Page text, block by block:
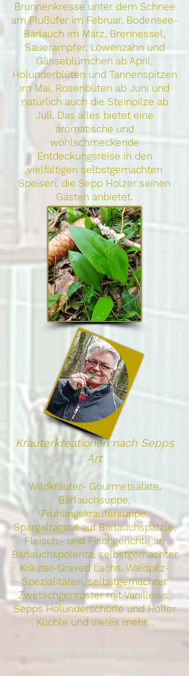
Brunnenkresse unter dem Schnee
am Flußufer im Februar, Bodensee-
Bärlauch im März, Brennessel,
Sauerampfer, Löwenzahn und
Gänseblümchen ab April,
Holunderblüten und Tannenspitzen
im Mai, Rosenbüten ab Juni und
natürlich auch die Steinpilze ab
Juli. Das alles bietet eine
aromatische und
wohlschmeckende
Entdeckungsreise in den
vielfältigen selbstgemachten
Speisen, die Sepp Holzer seinen
Gästen anbietet.
Kräuterkreationen nach Sepps
Art
Wildkräuter- Gourmetsalate,
Bärlauchsuppe,
Frühlingskräutersuppe,
Spargelragout auf Bärlauchspätzle,
Fleisch,- und Fischgerichte an
Bärlauchspolenta, selbstgemachter
Kräuter-Graved Lachs, Waldpilz-
Spezialitäten, selbstgemachter
Zwetschgenröster mit Vanilleeis,
Sepps Holunderschorle und Holler
Küchle und vieles mehr...
"Unkraut mit Dressing oder
Gourmet Salat?"